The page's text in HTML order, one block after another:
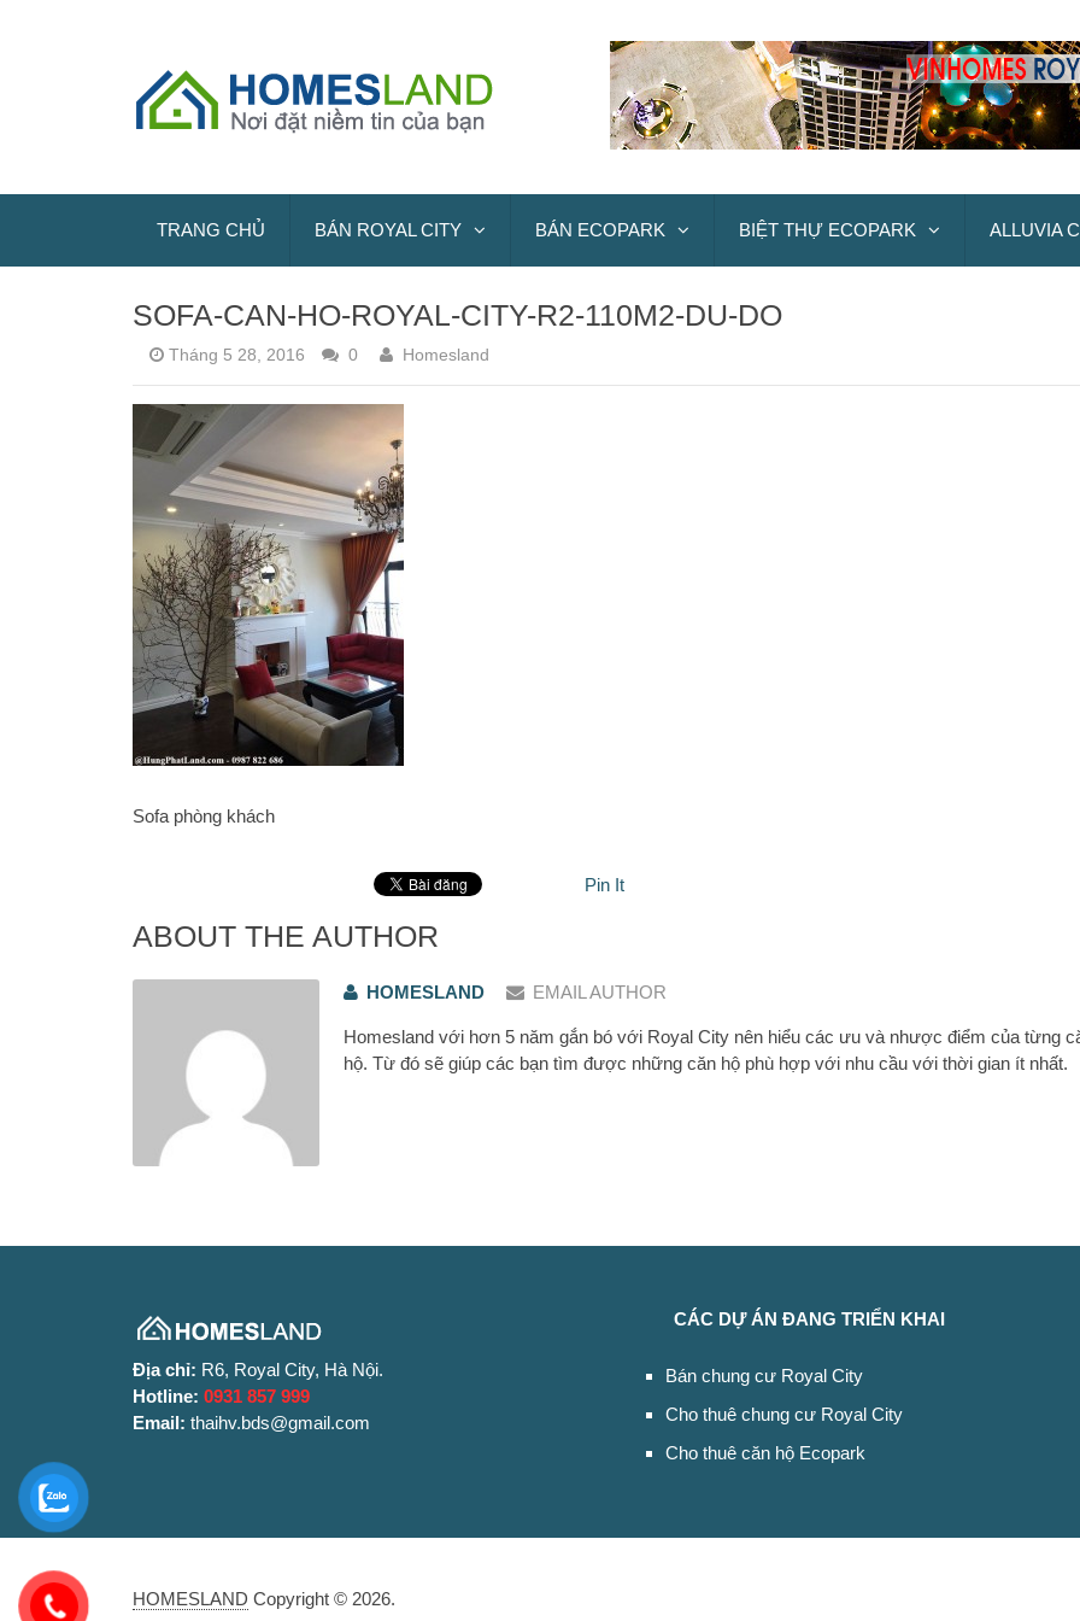
TRANG CHỦ BÁN ROYAL CITY BÁN ECOPARK BIỆT THỰ ECOPARK ALLUVIA
SOFA-CAN-HO-ROYAL-CITY-R2-110M2-DU-DO
Tháng 5 28, 2016 0 Homesland
Sofa phòng khách
Pin It
ABOUT THE AUTHOR
HOMESLAND EMAIL AUTHOR
Homesland với hơn 5 năm gắn bó với Royal City nên hiểu các ưu và nhược điểm của từng
hộ. Từ đó sẽ giúp các bạn tìm được những căn hộ phù hợp với nhu cầu với thời gian ít nhất.
Địa chỉ: R6, Royal City, Hà Nội.
Hotline: 0931 857 999
Email: thaihv.bds@gmail.com
CÁC DỰ ÁN ĐANG TRIỂN KHAI
Bán chung cư Royal City
Cho thuê chung cư Royal City
Cho thuê căn hộ Ecopark
HOMESLAND Copyright © 2026.